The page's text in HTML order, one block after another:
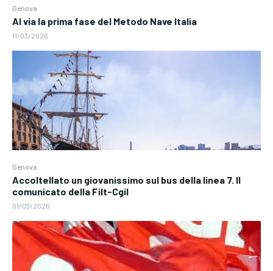
Genova
Al via la prima fase del Metodo Nave Italia
11/03/2026
Genova
Accoltellato un giovanissimo sul bus della linea 7. Il
comunicato della Filt-Cgil
01/03/2026